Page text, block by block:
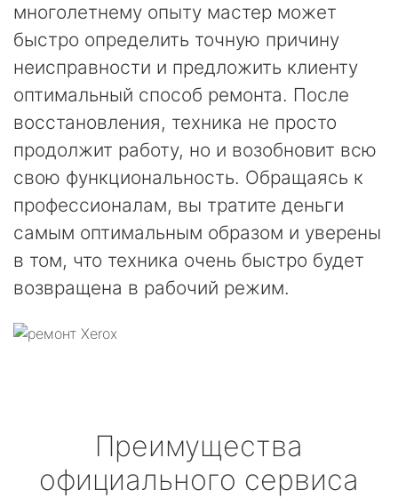
многолетнему опыту мастер может
быстро определить точную причину
неисправности и предложить клиенту
оптимальный способ ремонта. После
восстановления, техника не просто
продолжит работу, но и возобновит всю
свою функциональность. Обращаясь к
профессионалам, вы тратите деньги
самым оптимальным образом и уверены
в том, что техника очень быстро будет
возвращена в рабочий режим.
Преимущества
официального сервиса